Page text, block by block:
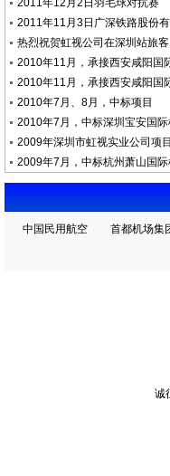
2011年12月2日羽毛球对抗赛
2011年11月3日广深铁路股份
热烈祝贺虹视公司在深圳站旅
2010年11月，承接西安咸阳国
2010年11月，承接西安咸阳国
2010年7月、8月，中标项目
2010年7月，中标深圳宝安国际
2009年深圳市虹视实业公司项
2009年7月，中标杭州萧山国际
中国民用航空 首都机场集
诚